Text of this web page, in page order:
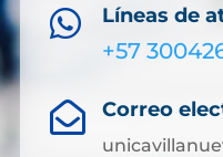
 Líneas de
+57
 Correo